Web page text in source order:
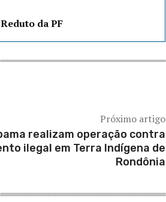
da PF
Próximo artigo
realizam operação contra
ilegal em Terra Indígena de
Rondônia